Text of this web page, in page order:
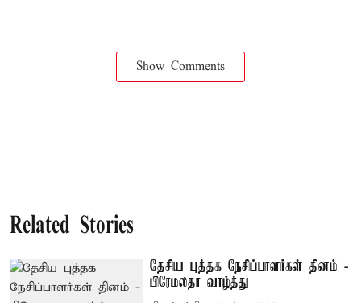
Show Comments
Related Stories
தேசிய புத்தக நேசிப்பாளர்கள் தினம் -
பிரேமலதா வாழ்த்து